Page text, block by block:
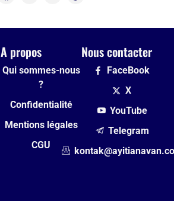
A propos
Qui sommes-nous
?
Confidentialité
Mentions légales
CGU
Nous contacter
FaceBook
X
YouTube
Telegram